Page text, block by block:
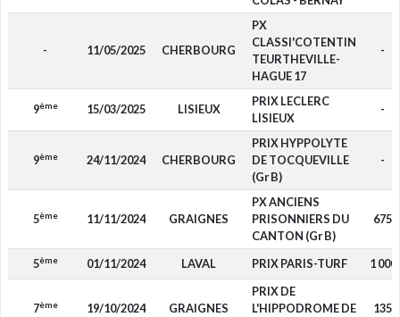
- 11/05/2025 CHERBOURG
PX
CLASSI'COTENTIN
TEURTHEVILLE-
HAGUE 17
-
9ème 15/03/2025 LISIEUX
PRIX LECLERC
LISIEUX
-
9ème 24/11/2024 CHERBOURG
PRIX HYPPOLYTE
DE TOCQUEVILLE
(Gr B)
-
5ème 11/11/2024 GRAIGNES
PX ANCIENS
PRISONNIERS DU
CANTON (Gr B)
675
5ème 01/11/2024 LAVAL PRIX PARIS-TURF 1 000
7ème 19/10/2024 GRAIGNES
PRIX DE
L'HIPPODROME DE
135